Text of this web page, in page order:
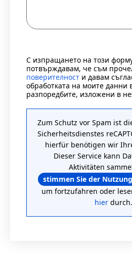
С изпращането на този
потвърждавам, че съм
поверителност и давам
обработката на моите данни
разпоредбите, изложени в
Zum Schutz vor Spam ist
Sicherheitsdienstes
hierfür benötigen wir
Dieser Service kann
Aktivitäten
stimmen Sie der
um fortzufahren oder
hierdurch.